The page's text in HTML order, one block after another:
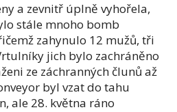
a zevnitř úplně vyhořela,
stále mnoho bomb
zahynulo 12 mužů, tři
jich bylo zachráněno
ze záchranných člunů až
byl vzat do tahu
ale 28. května ráno